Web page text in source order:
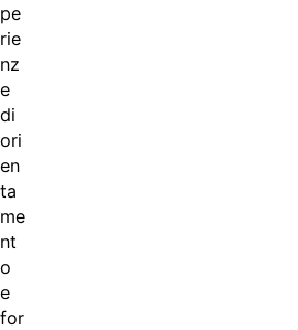
pe
rie
nz
e
di
ori
en
ta
me
nt
o
e
for